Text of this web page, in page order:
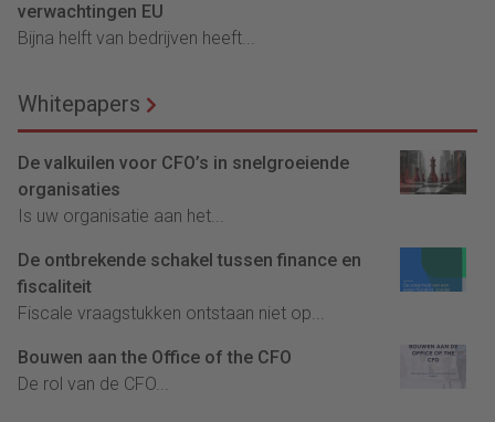
verwachtingen EU
Bijna helft van bedrijven heeft...
Whitepapers
De valkuilen voor CFO’s in snelgroeiende
organisaties
Is uw organisatie aan het...
De ontbrekende schakel tussen finance en
fiscaliteit
Fiscale vraagstukken ontstaan niet op...
Bouwen aan the Office of the CFO
De rol van de CFO...